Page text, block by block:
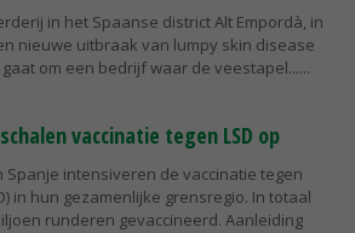
in het Spaanse district Alt Empordà, in
nieuwe uitbraak van lumpy skin disease
om een bedrijf waar de veestapel...
vaccinatie tegen LSD op
Spanje intensiveren de vaccinatie tegen
in hun gezamenlijke grensregio. In totaal
runderen gevaccineerd. Aanleiding